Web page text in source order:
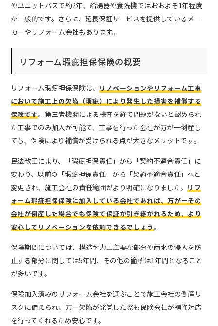
やユニットバスで約2年、給湯器や食洗機ではおおよそ1年程度
が一般的です。さらに、延長保証サービスを提供しているメー
カーやリフォーム会社もあります。
リフォーム瑕疵担保保険の概要
リフォーム瑕疵担保保険は、リノベーションやリフォーム工事
において施工上の欠陥（瑕疵）により発生した損害を補償する
保険です。第三者機関による検査を経て問題がないと認められ
た工事でのみ加入が可能で、工事を行った会社が万が一倒産し
ても、保険により補償が受けられる点が大きなメリットです。
民法改正により、「瑕疵担保責任」から「契約不適合責任」に
変わり、以前の「瑕疵担保責任」から「契約不適合責任」へと
変更され、施工会社の責任範囲がより明確になりました。リフ
ォーム瑕疵担保保険に加入している会社であれば、万が一その
会社が倒産した場合でも保険で保証が引き継がれるため、より
安心してリノベーションを依頼できるでしょう。
保険期間については、構造耐力上主要な部分や雨水の浸入を防
止する部分に関しては5年間、その他の箇所は1年間となること
が多いです。
保険加入済みのリフォーム会社を選ぶことで施工会社の倒産リ
スクに備えられ、万一欠陥が発覚した際も保険会社が補修対応
を行ってくれるため安心です。